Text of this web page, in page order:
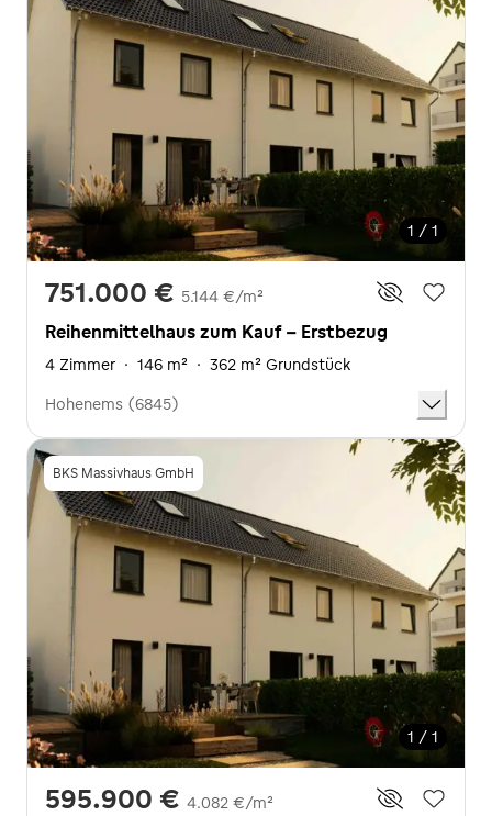
1 / 1
751.000 € 5.144 €/m²
Reihenmittelhaus zum Kauf - Erstbezug
4 Zimmer · 146 m² · 362 m² Grundstück
Hohenems (6845)
BKS Massivhaus GmbH
1 / 1
595.900 € 4.082 €/m²